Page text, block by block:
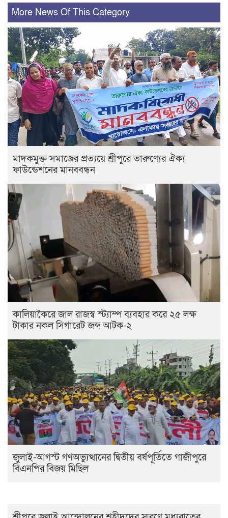
More News Of This Category
মাদকমুক্ত সমাজের প্রত্যয়ে শ্রীপুরে তারুণ্যের ঐক্য
ফাউন্ডেশনের মানববন্ধন
কালিয়াকৈরে জাল রাজস্ব স্ট্যাম্প ব্যবহার করে ২৫ লক্ষ
টাকার নকল সিগারেট জব্দ আটক-২
জুলাই-আগস্ট গণঅভ্যুত্থানের দ্বিতীয় বর্ষপূর্তিতে গাজীপুরে
বিএনপির বিজয় মিছিল